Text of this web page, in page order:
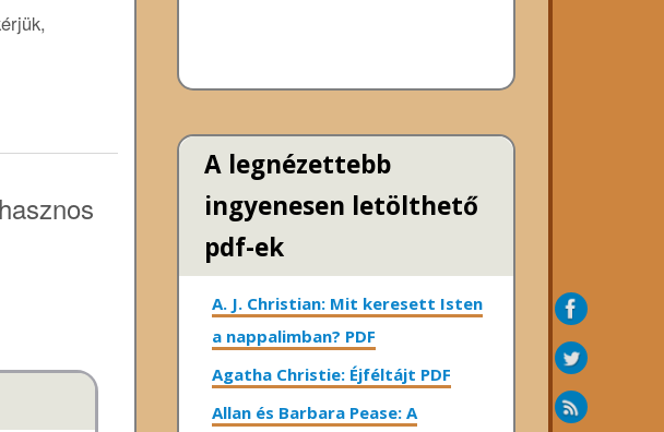
A legnézettebb
ingyenesen letölthető
pdf-ek
A. J. Christian: Mit keresett Isten
a nappalimban? PDF
Agatha Christie: Éjféltájt PDF
Allan és Barbara Pease: A